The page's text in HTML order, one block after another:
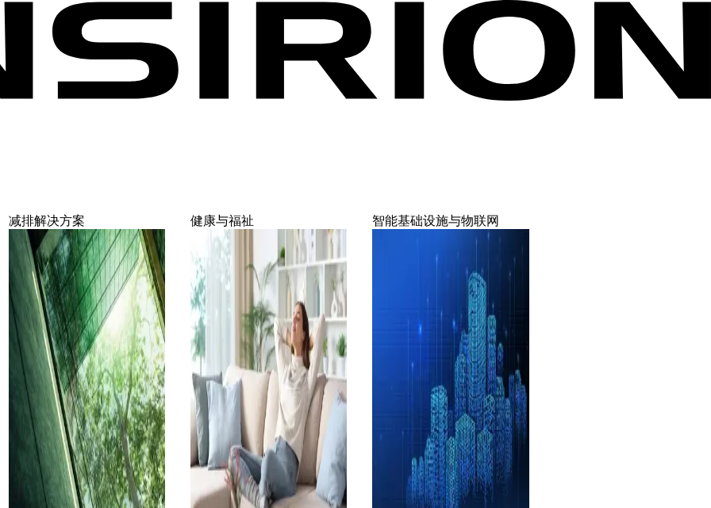
减排解决方案 健康与福祉 智能基础设施与物联网